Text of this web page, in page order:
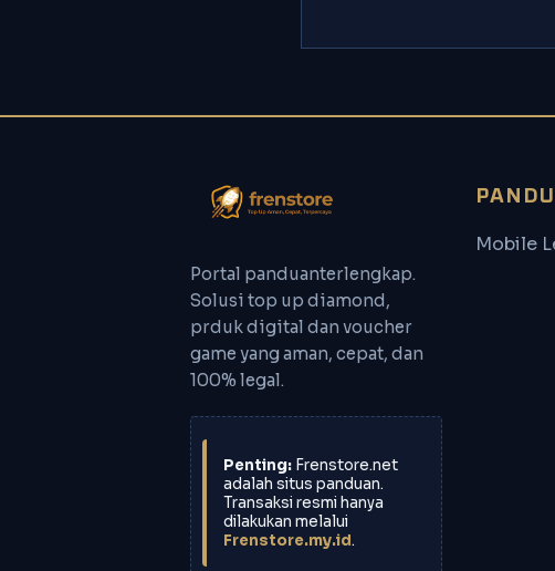
Portal panduanterlengkap.
Solusi top up diamond,
prduk digital dan voucher
game yang aman, cepat, dan
100% legal.
Penting: Frenstore.net
adalah situs panduan.
Transaksi resmi hanya
dilakukan melalui
Frenstore.my.id.
Mobile